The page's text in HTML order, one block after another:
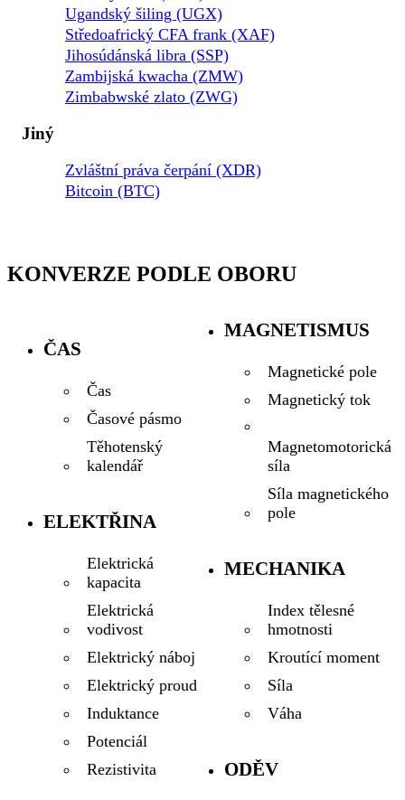
Ugandský šiling (UGX)
Středoafrický CFA frank (XAF)
Jihosúdánská libra (SSP)
Zambijská kwacha (ZMW)
Zimbabwské zlato (ZWG)
Jiný
Zvláštní práva čerpání (XDR)
Bitcoin (BTC)
KONVERZE PODLE OBORU
ČAS
Čas
Časové pásmo
Těhotenský
kalendář
ELEKTŘINA
Elektrická
kapacita
Elektrická
vodivost
Elektrický náboj
Elektrický proud
Induktance
Potenciál
Rezistivita
MAGNETISMUS
Magnetické pole
Magnetický tok
Magnetomotorická
síla
Síla magnetického
pole
MECHANIKA
Index tělesné
hmotnosti
Kroutící moment
Síla
Váha
ODĚV